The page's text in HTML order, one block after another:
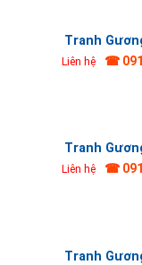
Tranh
Liên hệ ☎
Tranh
Liên hệ ☎
Tranh